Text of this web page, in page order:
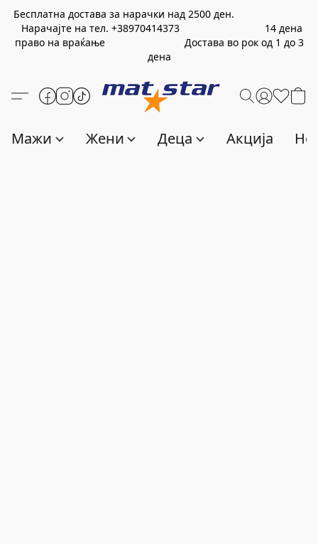
Бесплатна достава за нарачки над 2500 ден.
Нарачајте на тел. +38970414373 14 дена
право на враќање Достава во рок од 1 до 3
дена
Мажи Жени Деца Акција